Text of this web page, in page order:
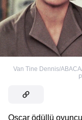
Van Tine Dennis/
Oscar ödüllü